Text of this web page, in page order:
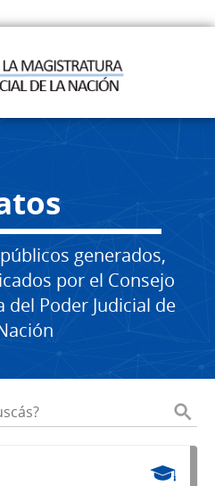
generados,
por el Consejo
Poder Judicial de